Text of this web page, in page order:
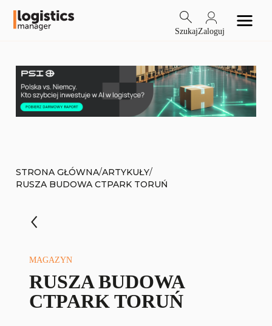
SzukajZaloguj
STRONA GŁÓWNA/ARTYKUŁY/
RUSZA BUDOWA CTPARK TORUŃ
MAGAZYN
RUSZA BUDOWA
CTPARK TORUŃ